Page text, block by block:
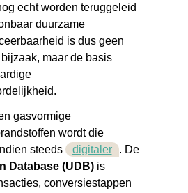
echt worden teruggeleid
duurzame
is dus geen
maar de basis
gasvormige
wordt die
steeds
digitaler . De
Database (UDB)is
conversiestappen